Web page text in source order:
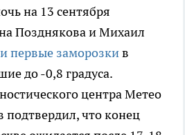
на 13 сентября
Позднякова и Михаил
первые заморозкив
до -0,8 градуса.
центра Метео
что конец